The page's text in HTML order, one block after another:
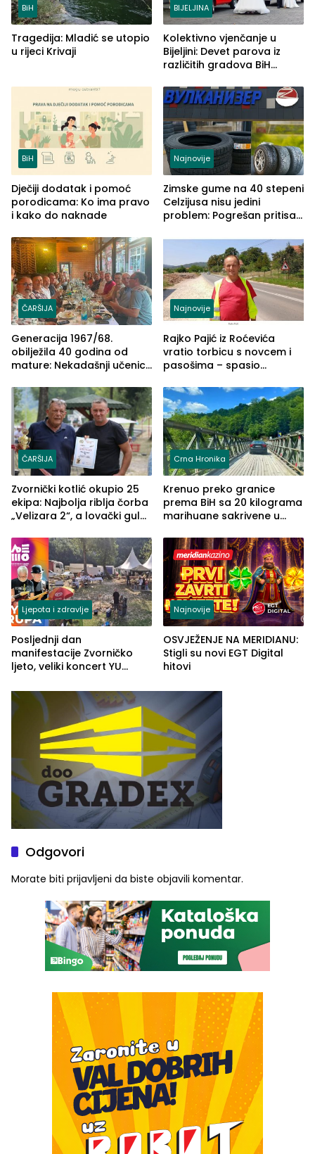
BiH
Tragedija: Mladić se utopio
u rijeci Krivaji
BIJELJINA
Kolektivno vjenčanje u
Bijeljini: Devet parova iz
različitih gradova BiH
BiH
Dječiji dodatak i pomoć
porodicama: Ko ima pravo
i kako do naknade
Najnovije
Zimske gume na 40 stepeni
Celzijusa nisu jedini
problem: Pogrešan pritisak
ČARŠIJA
Generacija 1967/68.
obilježila 40 godina od
mature: Nekadašnji učenici
(FOTO)
Najnovije
Rajko Pajić iz Roćevića
vratio torbicu s novcem i
pasošima – spasio
Grčkoj
ČARŠIJA
Zvornički kotlić okupio 25
ekipa: Najbolja riblja čorba
„Velizara 2“, a lovački gulaš
Crna Hronika
Krenuo preko granice
prema BiH sa 20 kilograma
marihuane sakrivene u
Ljepota i zdravlje
Posljednji dan
manifestacije Zvorničko
ljeto, veliki koncert YU
ove godine
Najnovije
OSVJEŽENJE NA MERIDIANU:
Stigli su novi EGT Digital
hitovi
Odgovori
Morate biti prijavljeni da biste objavili komentar.